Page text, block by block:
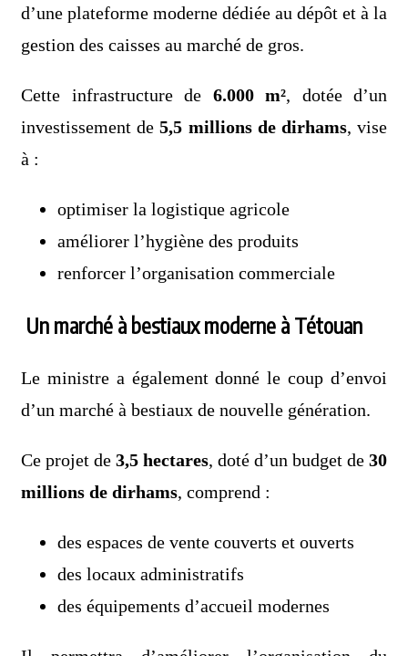
d’une plateforme moderne dédiée au dépôt et à la
gestion des caisses au marché de gros.
Cette infrastructure de 6.000 m², dotée d’un
investissement de5,5 millions de dirhams, vise
à :
optimiser la logistique agricole
améliorer l’hygiène des produits
renforcer l’organisation commerciale
Un marché à bestiaux moderne à Tétouan
Le ministre a également donné le coup d’envoi
d’un marché à bestiaux de nouvelle génération.
Ce projet de 3,5 hectares, doté d’un budget de 30
millions de dirhams, comprend :
des espaces de vente couverts et ouverts
des locaux administratifs
des équipements d’accueil modernes